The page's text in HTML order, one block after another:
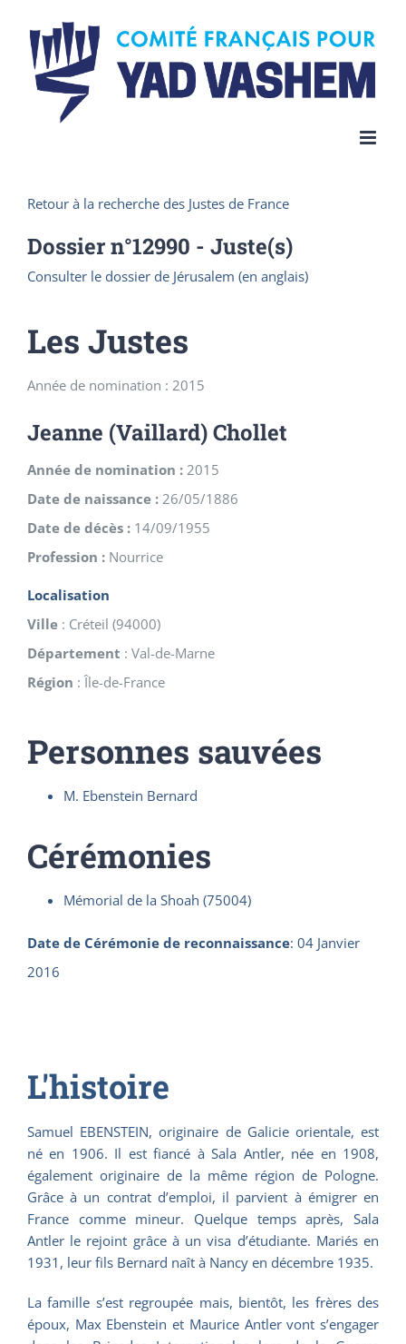
content
Retour à la recherche des Justes de France
Dossier n°12990 - Juste(s)
Consulter le dossier de Jérusalem (en anglais)
Les Justes
Année de nomination : 2015
Jeanne (Vaillard) Chollet
Année de nomination : 2015
Date de naissance : 26/05/1886
Date de décès : 14/09/1955
Profession : Nourrice
Localisation
Ville : Créteil (94000)
Département : Val-de-Marne
Région : Île-de-France
Personnes sauvées
M. Ebenstein Bernard
Cérémonies
Mémorial de la Shoah (75004)
Date de Cérémonie de reconnaissance: 04 Janvier
2016
L'histoire
Samuel EBENSTEIN, originaire de Galicie orientale, est
né en 1906. Il est fiancé à Sala Antler, née en 1908,
également originaire de la même région de Pologne.
Grâce à un contrat d’emploi, il parvient à émigrer en
France comme mineur. Quelque temps après, Sala
Antler le rejoint grâce à un visa d’étudiante. Mariés en
1931, leur fils Bernard naît à Nancy en décembre 1935.
La famille s’est regroupée mais, bientôt, les frères des
époux, Max Ebenstein et Maurice Antler vont s’engager